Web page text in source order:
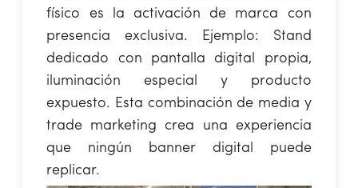
físico es la activación de marca con
presencia exclusiva. Ejemplo: Stand
dedicado con pantalla digital propia,
iluminación especial y producto
expuesto. Esta combinación de media y
trade marketing crea una experiencia
que ningún banner digital puede
replicar.